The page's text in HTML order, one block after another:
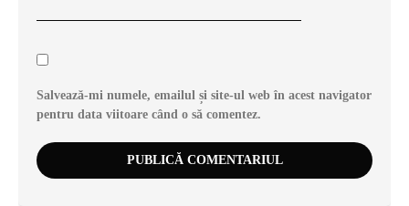
Salvează-mi numele, emailul și site-ul web în acest navigator
pentru data viitoare când o să comentez.